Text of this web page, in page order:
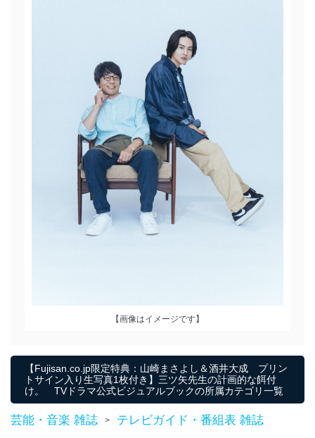
【画像はイメージです】
【Fujisan.co.jp限定特典：山崎まさよし＆酒井大成 プリン
トサイン入り生写真1枚付き】三ツ矢先生の計画的な餌付
け。 TVドラマ公式ビジュアルブックの所属カテゴリ一覧
芸能・音楽 雑誌 > テレビガイド・番組表 雑誌